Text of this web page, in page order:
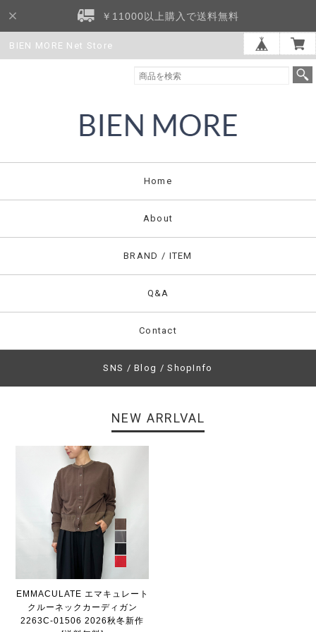
￥11000以上購入で送料無料
BIEN MORE Net Store
Home
About
BRAND / ITEM
Q&A
Contact
SNS / Blog / ShopInfo
NEW ARRLVAL
EMMACULATE エマキュレート
クルーネックカーディガン
2263C-01506 2026秋冬新作